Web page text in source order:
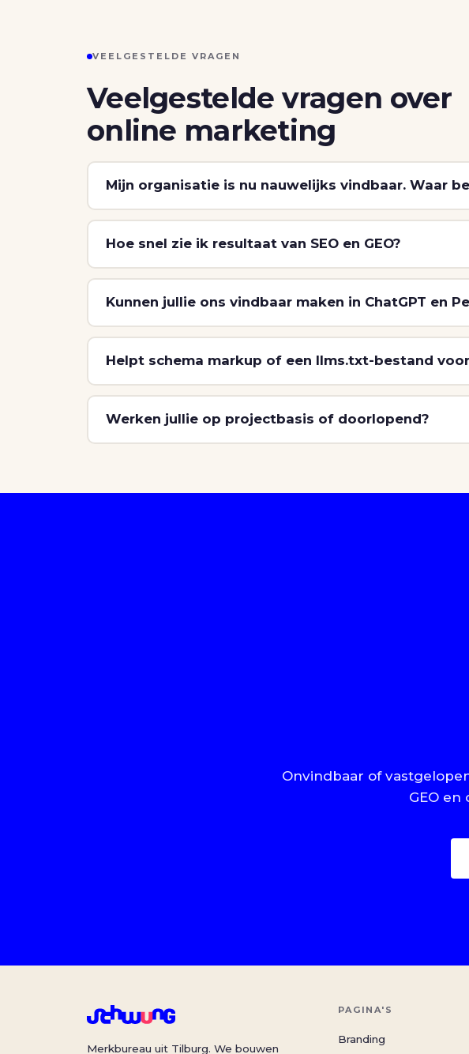
VEELGESTELDE VRAGEN
Veelgestelde vragen over
online marketing
Mijn organisatie is nu nauwelijks vindbaar. Waar
Hoe snel zie ik resultaat van SEO en GEO?
Kunnen jullie ons vindbaar maken in ChatGPT en
Helpt schema markup of een llms.txt-bestand
Werken jullie op projectbasis of doorlopend?
Onvindbaar of
GEO
Merkbureau uit Tilburg. We bouwen
PAGINA'S
Branding